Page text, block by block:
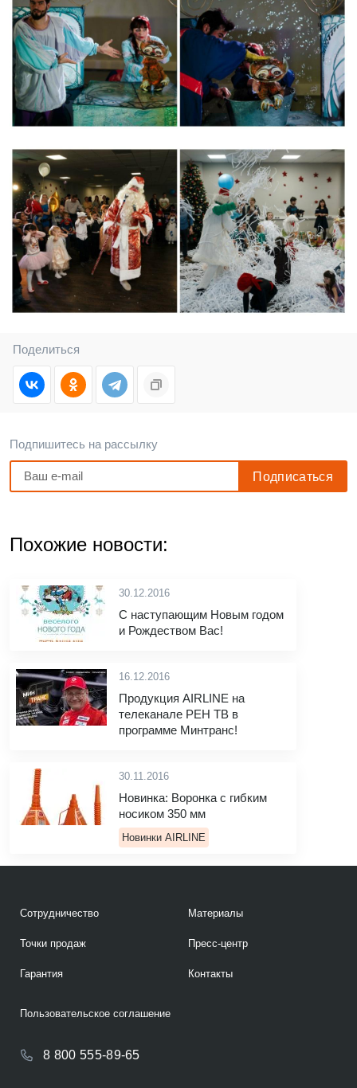
Поделиться
Подпишитесь на рассылку
Похожие новости:
30.12.2016
С наступающим Новым годом
и Рождеством Вас!
16.12.2016
Продукция AIRLINE на
телеканале РЕН ТВ в
программе Минтранс!
30.11.2016
Новинка: Воронка с гибким
носиком 350 мм
Новинки AIRLINE
Сотрудничество
Точки продаж
Гарантия
Материалы
Пресс-центр
Контакты
8 800 555-89-65
Пользовательское соглашение